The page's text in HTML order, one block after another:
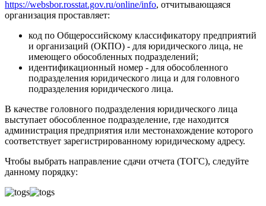
https://websbor.rosstat.gov.ru/online/info, отчитывающаяся
организация проставляет:
код по Общероссийскому классификатору предприятий
и организаций (ОКПО) - для юридического лица, не
имеющего обособленных подразделений;
идентификационный номер - для обособленного
подразделения юридического лица и для головного
подразделения юридического лица.
В качестве головного подразделения юридического лица
выступает обособленное подразделение, где находится
администрация предприятия или местонахождение которого
соответствует зарегистрированному юридическому адресу.
Чтобы выбрать направление сдачи отчета (ТОГС), следуйте
данному порядку: